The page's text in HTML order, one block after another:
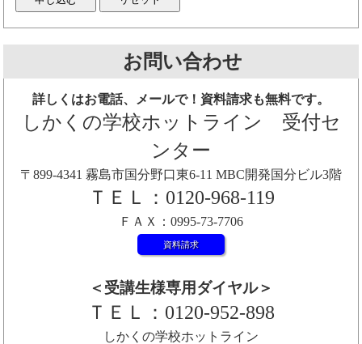
お問い合わせ
詳しくはお電話、メールで！資料請求も無料です。
しかくの学校ホットライン 受付セ
ンター
〒899-4341 霧島市国分野口東6-11 MBC開発国分ビル3階
ＴＥＬ：0120-968-119
ＦＡＸ：0995-73-7706
資料請求
＜受講生様専用ダイヤル＞
ＴＥＬ：0120-952-898
しかくの学校ホットライン